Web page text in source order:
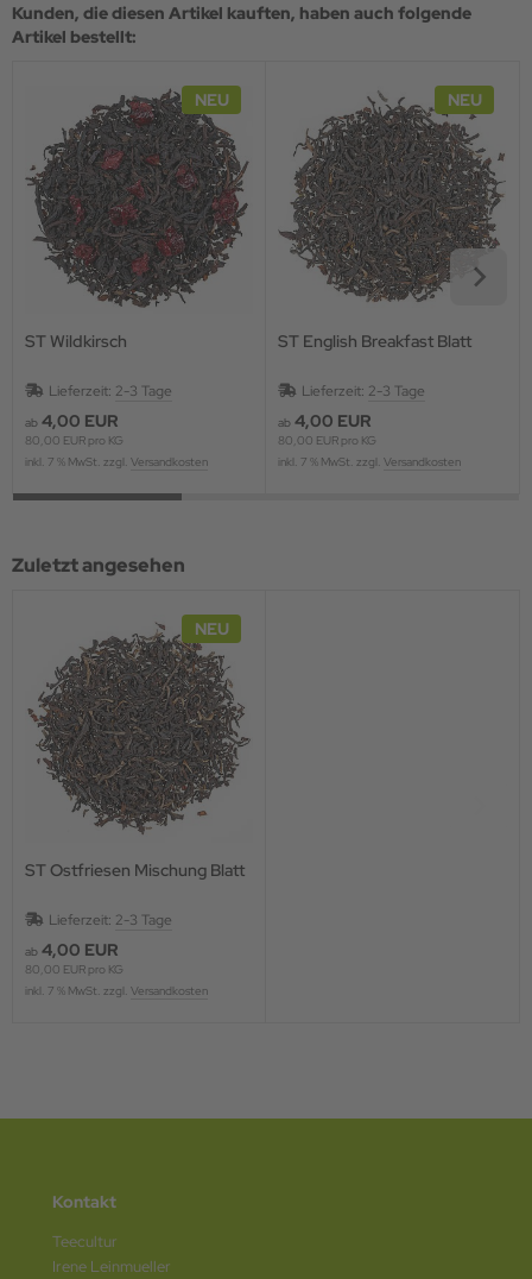
Kunden, die diesen Artikel kauften, haben auch folgende
Artikel bestellt:
NEU
ST Wildkirsch
Lieferzeit: 2-3 Tage
ab 4,00 EUR
80,00 EUR pro KG
inkl. 7 % MwSt. zzgl. Versandkosten
NEU
ST English Breakfast Blatt
Lieferzeit: 2-3 Tage
ab 4,00 EUR
80,00 EUR pro KG
inkl. 7 % MwSt. zzgl. Versandkosten
Zuletzt angesehen
NEU
ST Ostfriesen Mischung Blatt
Lieferzeit: 2-3 Tage
ab 4,00 EUR
80,00 EUR pro KG
inkl. 7 % MwSt. zzgl. Versandkosten
Kontakt
Teecultur
Irene Leinmueller